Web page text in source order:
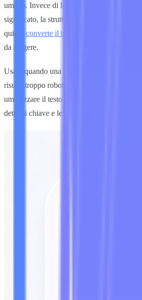
umano. Invece di limitarsi a sostituire
significato, la struttura della frase, il tono e
quindi converte il testo AI in uno stile di
da leggere.
Usalo quando una bozza di ChatGPT,
risulta troppo robotica, ripetitiva o
umanizzare il testo AI mantenendo intatti il
dettagli chiave e le importanti parole chiave